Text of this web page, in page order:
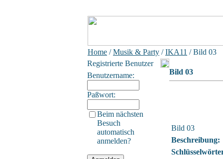
Home /Musik & Party /IKA11 / Bild 03
Registrierte Benutzer
Benutzername:
Paßwort:
Beim nächsten
Besuch
automatisch
anmelden?
Bild 03
Bild 03
Beschreibung: